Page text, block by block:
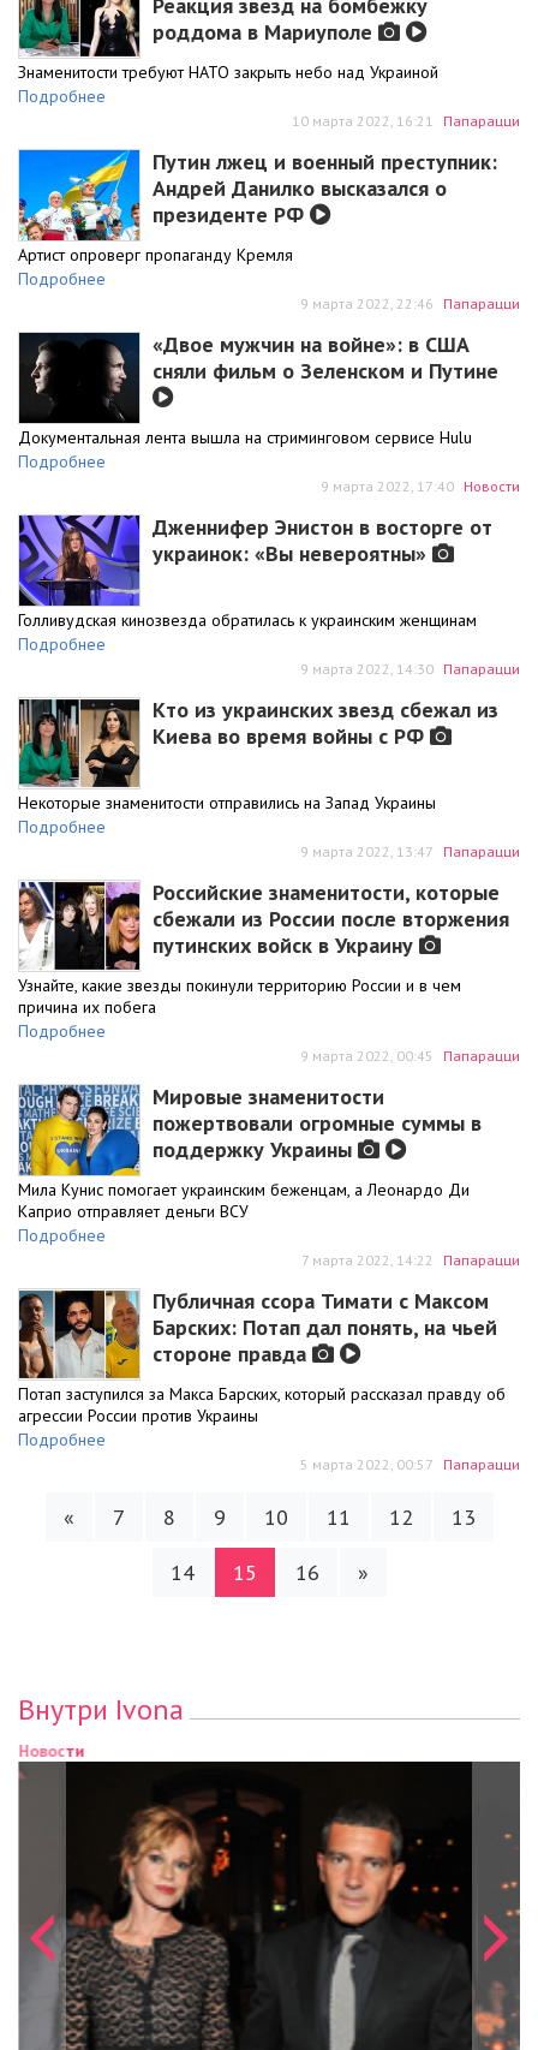
роддома в Мариуполе
Знаменитости требуют НАТО закрыть небо над Украиной
Подробнее
10 марта 2022, 16:21 Папарацци
Путин лжец и военный преступник:
Андрей Данилко высказался о
президенте РФ
Артист опроверг пропаганду Кремля
Подробнее
9 марта 2022, 22:46 Папарацци
«Двое мужчин на войне»: в США
сняли фильм о Зеленском и Путине
Документальная лента вышла на стриминговом сервисе Hulu
Подробнее
9 марта 2022, 17:40 Новости
Дженнифер Энистон в восторге от
украинок: «Вы невероятны»
Голливудская кинозвезда обратилась к украинским женщинам
Подробнее
9 марта 2022, 14:30 Папарацци
Кто из украинских звезд сбежал из
Киева во время войны с РФ
Некоторые знаменитости отправились на Запад Украины
Подробнее
9 марта 2022, 13:47 Папарацци
Российские знаменитости, которые
сбежали из России после вторжения
путинских войск в Украину
Узнайте, какие звезды покинули территорию России и в чем
причина их побега
Подробнее
9 марта 2022, 00:45 Папарацци
Мировые знаменитости
пожертвовали огромные суммы в
поддержку Украины
Мила Кунис помогает украинским беженцам, а Леонардо Ди
Каприо отправляет деньги ВСУ
Подробнее
7 марта 2022, 14:22 Папарацци
Публичная ссора Тимати с Максом
Барских: Потап дал понять, на чьей
стороне правда
Потап заступился за Макса Барских, который рассказал правду об
агрессии России против Украины
Подробнее
5 марта 2022, 00:57 Папарацци
« 7 8 9 10 11 12
13
14
15 16 »
Внутри Ivona
Новости